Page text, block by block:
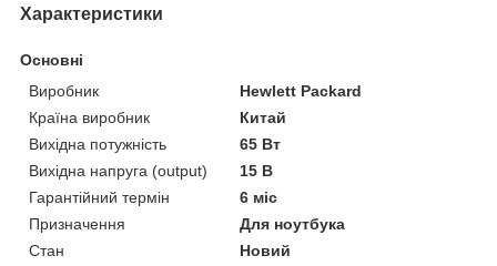
Характеристики
Основні
Виробник
Hewlett Packard
Країна виробник
Китай
Вихідна потужність
65 Вт
Вихідна напруга (output)
15 В
Гарантійний термін
6 міс
Призначення
Для ноутбука
Стан
Новий